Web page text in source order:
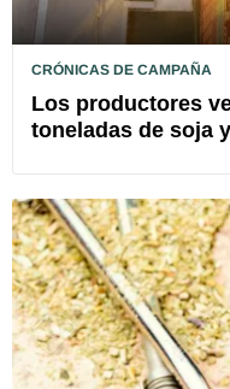
CRÓNICAS DE CAMPAÑA
Los productores
toneladas de soja